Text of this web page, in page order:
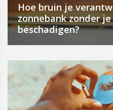
Hoe bruin je
zonnebank zonder
beschadigen?